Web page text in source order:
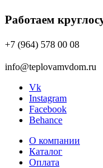
Работаем
+7 (964) 578 00 08
info@teplovamvdom.ru
Vk
Instagram
Facebook
Behance
О компании
Каталог
Оплата